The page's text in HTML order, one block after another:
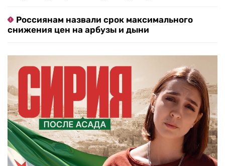
Россиянам назвали срок максимального
снижения цен на арбузы и дыни